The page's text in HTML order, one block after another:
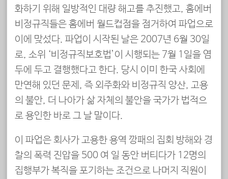
화하기 위해 일방적인 대량 해고를 추진했고, 홈에버
비정규직들은 홈에버 월드컵점을 점거하여 파업으로
이에 맞섰다. 파업이 시작된 날은 2007년 6월 30일
로, 소위 ‘비정규직보호법’이 시행되는 7월 1일을 염
두에 두고 결행했다고 한다. 당시 이미 한국 사회에
만연해 있던 문제, 즉 외주화와 비정규직 양산, 고용
의 불안, 더 나아가 삶 자체의 불안을 국가가 법적으
로 용인한 바로 그 날 말이다.
이 파업은 회사가 고용한 용역 깡패의 집회 방해와 경
찰의 폭력 진압을 500 여 일 동안 버티다가 12명의
집행부가 복직을 포기하는 조건으로 나머지 직원이